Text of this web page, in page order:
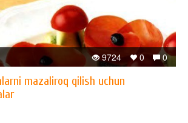
0
0
9724
mazaliroq qilish uchun